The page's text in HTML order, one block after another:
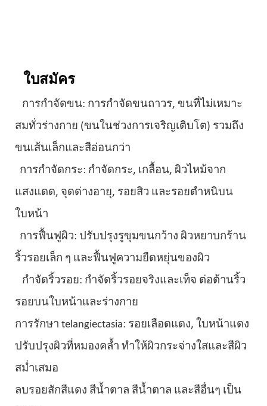
ใบสมัคร
การกำจัดขน: การกำจัดขนถาวร, ขนที่ไม่เหมาะ
สมทั่วร่างกาย (ขนในช่วงการเจริญเติบโต) รวมถึง
ขนเส้นเล็กและสีอ่อนกว่า
การกำจัดกระ: กำจัดกระ, เกลื้อน, ผิวไหม้จาก
แสงแดด, จุดด่างอายุ, รอยสิว และรอยตำหนิบน
ใบหน้า
การฟื้นฟูผิว: ปรับปรุงรูขุมขนกว้าง ผิวหยาบกร้าน
ริ้วรอยเล็ก ๆ และฟื้นฟูความยืดหยุ่นของผิว
กำจัดริ้วรอย: กำจัดริ้วรอยจริงและเท็จ ต่อต้านริ้ว
รอยบนใบหน้าและร่างกาย
การรักษา telangiectasia: รอยเลือดแดง, ใบหน้าแดง
ปรับปรุงผิวที่หมองคล้ำ ทำให้ผิวกระจ่างใสและสีผิว
สม่ำเสมอ
ลบรอยสักสีแดง สีน้ำตาล สีน้ำตาล และสีอื่นๆ เป็น